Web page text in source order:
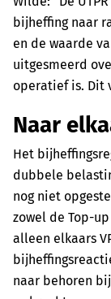
bijheffing naar
en de waarde
uitgesmeerd
operatief is. Dit
Naar
Het
dubbele
nog niet
zowel de Top-
alleen elkaars
naar behoren